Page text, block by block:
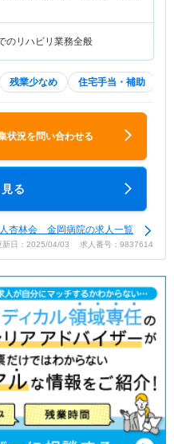
のリハビリ業務全般
残業少なめ 住宅手当・補助
状況を問い合わせる
る
杏林会 金岡病院の求人一覧
新日：2025/04/03 求人番号：9837614